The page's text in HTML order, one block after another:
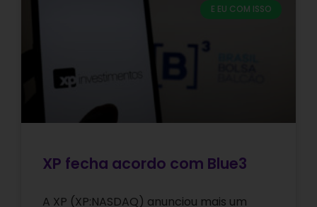
E EU COM ISSO
XP fecha acordo com Blue3
A XP (XP:NASDAQ) anunciou mais um